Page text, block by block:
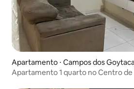
Apartamento ⋅ Campos dos
Apartamento 1 quarto no Centro